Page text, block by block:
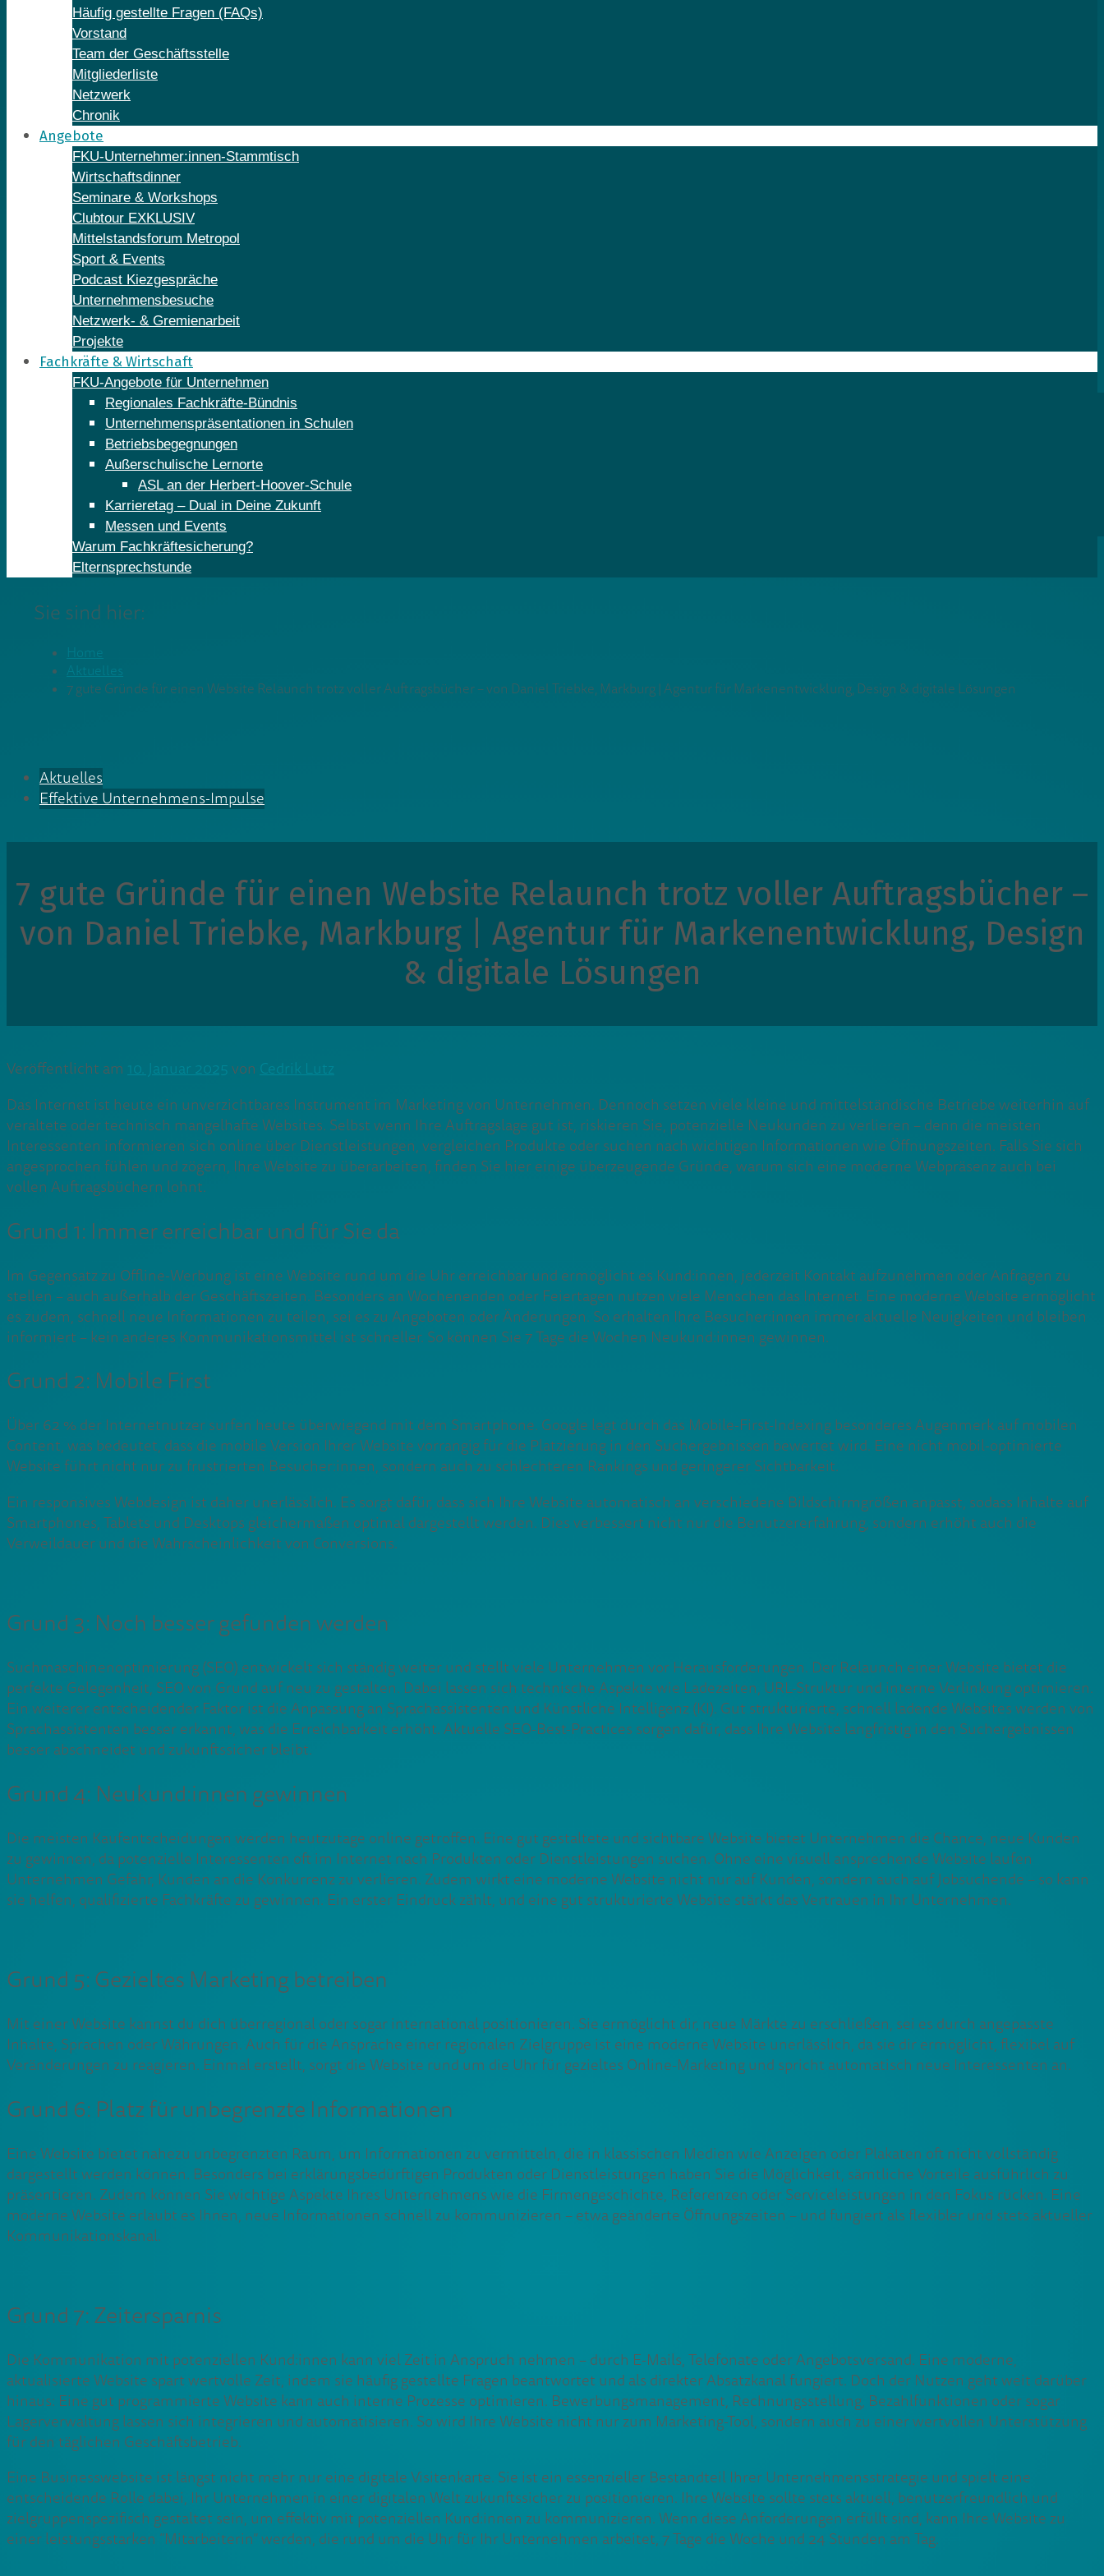
Häufig gestellte Fragen (FAQs)
Vorstand
Team der Geschäftsstelle
Mitgliederliste
Netzwerk
Chronik
Angebote
FKU-Unternehmer:innen-Stammtisch
Wirtschaftsdinner
Seminare & Workshops
Clubtour EXKLUSIV
Mittelstandsforum Metropol
Sport & Events
Podcast Kiezgespräche
Unternehmensbesuche
Netzwerk- & Gremienarbeit
Projekte
Fachkräfte & Wirtschaft
FKU-Angebote für Unternehmen
Regionales Fachkräfte-Bündnis
Unternehmenspräsentationen in Schulen
Betriebsbegegnungen
Außerschulische Lernorte
ASL an der Herbert-Hoover-Schule
Karrieretag – Dual in Deine Zukunft
Messen und Events
Warum Fachkräftesicherung?
Elternsprechstunde
Sie sind hier:
Home
Aktuelles
7 gute Gründe für einen Website Relaunch trotz voller Auftragsbücher – von Daniel Triebke, Markburg | Agentur für Markenentwicklung, Design & digitale Lösungen
Aktuelles
Effektive Unternehmens-Impulse
7 gute Gründe für einen Website Relaunch trotz voller Auftragsbücher –
von Daniel Triebke, Markburg | Agentur für Markenentwicklung, Design
& digitale Lösungen
Veröffentlicht am 10. Januar 2025 von Cedrik Lutz
Das Internet ist heute ein unverzichtbares Instrument im Marketing von Unternehmen. Dennoch setzen viele kleine und mittelständische Betriebe weiterhin auf
veraltete oder technisch mangelhafte Websites. Selbst wenn Ihre Auftragslage gut ist, riskieren Sie, potenzielle Neukunden zu verlieren – denn die meisten
Interessenten informieren sich online über Dienstleistungen, vergleichen Produkte oder suchen nach wichtigen Informationen wie Öffnungszeiten. Falls Sie sich
angesprochen fühlen und zögern, Ihre Website zu überarbeiten, finden Sie hier einige überzeugende Gründe, warum sich eine moderne Webpräsenz auch bei
vollen Auftragsbüchern lohnt.
Grund 1: Immer erreichbar und für Sie da
Im Gegensatz zu Offline-Werbung ist eine Website rund um die Uhr erreichbar und ermöglicht es Kund:innen, jederzeit Kontakt aufzunehmen oder Anfragen zu
stellen – auch außerhalb der Geschäftszeiten. Besonders an Wochenenden oder Feiertagen nutzen viele Menschen das Internet. Eine moderne Website ermöglicht
es zudem, schnell neue Informationen zu teilen, sei es zu Angeboten oder Änderungen. So erhalten Ihre Besucher:innen immer aktuelle Neuigkeiten und bleiben
informiert – kein anderes Kommunikationsmittel ist schneller. So können Sie 7 Tage die Wochen Neukund:innen gewinnen.
Grund 2: Mobile First
Über 62 % der Internetnutzer surfen heute überwiegend mit dem Smartphone. Google legt durch das Mobile-First-Indexing besonderes Augenmerk auf mobilen
Content, was bedeutet, dass die mobile Version Ihrer Website vorrangig für die Platzierung in den Suchergebnissen bewertet wird. Eine nicht mobil-optimierte
Website führt nicht nur zu frustrierten Besucher:innen, sondern auch zu schlechteren Rankings und geringerer Sichtbarkeit.
Ein responsives Webdesign ist daher unerlässlich. Es sorgt dafür, dass sich Ihre Website automatisch an verschiedene Bildschirmgrößen anpasst, sodass Inhalte auf
Smartphones, Tablets und Desktops gleichermaßen optimal dargestellt werden. Dies verbessert nicht nur die Benutzererfahrung, sondern erhöht auch die
Verweildauer und die Wahrscheinlichkeit von Conversions.
Grund 3: Noch besser gefunden werden
Suchmaschinenoptimierung (SEO) entwickelt sich ständig weiter und stellt viele Unternehmen vor Herausforderungen. Der Relaunch einer Website bietet die
perfekte Gelegenheit, SEO von Grund auf neu zu gestalten. Dabei lassen sich technische Aspekte wie Ladezeiten, URL-Struktur und interne Verlinkung optimieren.
Ein weiterer entscheidender Faktor ist die Anpassung an Sprachassistenten und Künstliche Intelligenz (KI). Gut strukturierte, schnell ladende Websites werden von
Sprachassistenten besser erkannt, was die Erreichbarkeit erhöht. Aktuelle SEO-Best-Practices sorgen dafür, dass Ihre Website langfristig in den Suchergebnissen
besser abschneidet und zukunftssicher bleibt.
Grund 4: Neukund:innen gewinnen
Die meisten Kaufentscheidungen werden heutzutage online getroffen. Eine gut gestaltete und sichtbare Website bietet Unternehmen die Chance, neue Kunden
zu gewinnen, da potenzielle Interessenten oft im Internet nach Produkten oder Dienstleistungen suchen. Ohne eine visuell ansprechende Website laufen
Unternehmen Gefahr, Kunden an die Konkurrenz zu verlieren. Zudem wirkt eine moderne Website nicht nur auf Kunden, sondern auch auf Jobsuchende – so kann
sie helfen, qualifizierte Fachkräfte zu gewinnen. Ein erster Eindruck zählt, und eine gut strukturierte Website stärkt das Vertrauen in Ihr Unternehmen.
Grund 5: Gezieltes Marketing betreiben
Mit einer Website kannst du dich überregional oder sogar international positionieren. Sie ermöglicht dir, neue Märkte zu erschließen, sei es durch angepasste
Inhalte, Sprachen oder Währungen. Auch für die Ansprache einer regionalen Zielgruppe ist eine moderne Website unerlässlich, da sie dir ermöglicht, flexibel auf
Veränderungen zu reagieren. Einmal erstellt, sorgt die Website rund um die Uhr für gezieltes Online-Marketing und spricht automatisch neue Interessenten an.
Grund 6: Platz für unbegrenzte Informationen
Eine Website bietet nahezu unbegrenzten Raum, um Informationen zu vermitteln, die in klassischen Medien wie Anzeigen oder Plakaten oft nicht vollständig
dargestellt werden können. Besonders bei erklärungsbedürftigen Produkten oder Dienstleistungen haben Sie die Möglichkeit, sämtliche Vorteile ausführlich zu
präsentieren. Zudem können Sie wichtige Aspekte Ihres Unternehmens wie die Firmengeschichte, Referenzen oder Serviceleistungen in den Fokus rücken. Eine
moderne Website erlaubt es Ihnen, neue Informationen schnell zu kommunizieren – etwa geänderte Öffnungszeiten – und fungiert als flexibler und stets aktueller
Kommunikationskanal.
Grund 7: Zeitersparnis
Die Kommunikation mit potenziellen Kund:innen kann viel Zeit in Anspruch nehmen – durch E-Mails, Telefonate oder Angebotsversand. Eine moderne,
aktualisierte Website spart wertvolle Zeit, indem sie häufig gestellte Fragen beantwortet und als direkter Absatzkanal fungiert. Doch der Nutzen geht weit darüber
hinaus: Eine gut programmierte Website kann auch interne Prozesse optimieren. Bewerbungsmanagement, Rechnungsstellung, Bezahlfunktionen oder sogar
Lagerverwaltung lassen sich integrieren und automatisieren. So wird Ihre Website nicht nur zum Marketing-Tool, sondern auch zu einer wertvollen Unterstützung
für den täglichen Geschäftsbetrieb.
Eine Businesswebsite ist längst nicht mehr nur eine digitale Visitenkarte. Sie ist ein essenzieller Bestandteil Ihrer Unternehmensstrategie und spielt eine
entscheidende Rolle dabei, Ihr Unternehmen in einer digitalen Welt zukunftssicher zu positionieren. Ihre Website sollte stets aktuell, benutzerfreundlich und
zielgruppenspezifisch gestaltet sein, um effektiv mit potenziellen Kund:innen zu kommunizieren. Wenn diese Anforderungen erfüllt sind, kann Ihre Website zu
einer leistungsstarken “Mitarbeiterin” werden, die rund um die Uhr für Ihr Unternehmen arbeitet, 7 Tage die Woche und 24 Stunden am Tag.